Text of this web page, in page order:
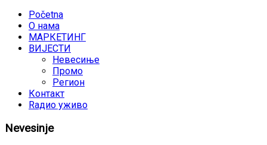
Početna
O нама
МАРКЕТИНГ
ВИЈЕСТИ
Невесиње
Промо
Регион
Контакт
Rадио уживо
Nevesinje